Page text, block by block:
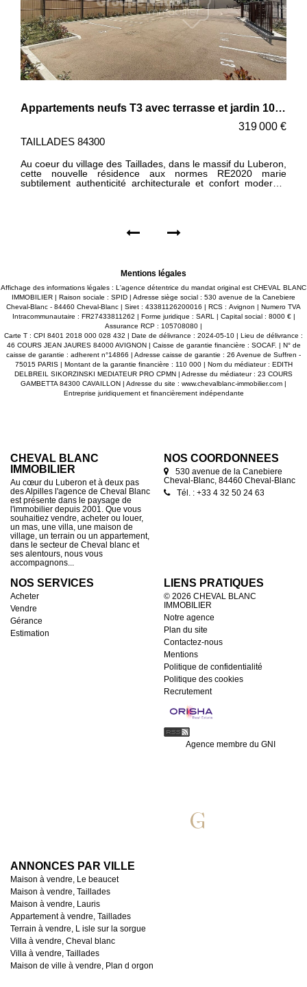
Appartements neufs T3 avec terrasse 10 m² 125 m² de jardin - Village des Taillades
319 000 €
TAILLADES 84300
Au coeur du village des Taillades, dans le massif du Luberon,
cette résidence aux normes RE2020 marie subtilement
authenticité architecturale et confort moderne. Cet
d'eau de 5,1 m² et un WC suspendu indépendant. Des
intérieures pleines en bois Menuiseries aluminium à double
vitrage, conformes aux normes thermiques en vigueur
Chauffage gainable (réglage possible pièce par pièce), Vous
profitez également d'une terrasse de 10 m² avec jardin
privatif de 125 m² et de deux places de stationnement dans
un parking sécurisé. Conçue pour être une résidence
intimiste haut standing, elle allie tranquillité et discrétion
(copropriété de petite taille) Elle se compose de deux
bâtiments élégants en R+1, uniquement des logements
privés. Le premier bâtiment accueille 6 appartements, tandis
que le second en comprend 4 seulement, soit un total de 10
logements T3 et T4 avec 2 ou 3 places de stationnement
sécurisées, et privées pour plus de sérénité. Cette exigence
Matériaux nobles et finitions haut de gamme Frais de notaire
réduits Éligibilité au prêt à taux zéro (sous conditions) PTZ
Nichée dans un environnement privilégié, elle profite d'un
emplacement stratégique : à seulement quelques minutes de
l'autoroute et à 45 minutes d'Avignon ou d'Aix-en-Provence.
(Honoraires à la charge du vendeur) 10 lots d'appartements
24 lots de stationnements Carrez : 67,9 m² D'AUTRES
APPARTEMENTS SONT ÉGALEMENT DISPONIBLES À LA
VENTE, POUR PLUS D'INFORMATIONS, OU POUR
RECEVOIR UN DOSSIER COMPLET CONTACTEZ NOUS !
DPE A Les informations sur les risques auxquels ce bien est
exposé sont disponibles sur le site Géorisques : www.
georisques.gouv.fr Certains visuels sont des projections
d'aménagement réalisées par intelligence artificielle,
destinées à illustrer le potentiel du bien. Images non
contractuelles mentionné sur l'image
Mentions légales
Affichage des informations légales : L'agence détentrice du mandat original est CHEVAL BLANC
IMMOBILIER | Raison sociale : SPID | Adresse siège social : 530 avenue de la Canebiere
Cheval-Blanc - 84460 Cheval-Blanc | Siret : 43381126200016 | RCS : Avignon | Numero TVA
Intracommunautaire : FR27433811262 | Forme juridique : SARL | Capital social : 8000 € |
Assurance RCP : 105708080 |
Carte T : CPI 8401 2018 000 028 432 | Date de délivrance : 2024-05-10 | Lieu de délivrance :
46 COURS JEAN JAURES 84000 AVIGNON | Caisse de garantie financière : SOCAF. | N° de
caisse de garantie : adherent n°14866 | Adresse caisse de garantie : 26 Avenue de Suffren -
75015 PARIS | Montant de la garantie financière : 110 000 | Nom du médiateur : EDITH
DELBREIL SIKORZINSKI MEDIATEUR PRO CPMN | Adresse du médiateur : 23 COURS
GAMBETTA 84300 CAVAILLON | Adresse du site : www.chevalblanc-immobilier.com
Entreprise juridiquement et financièrement indépendante
CHEVAL BLANC
IMMOBILIER
Au cœur du Luberon et à deux pas
des Alpilles l'agence de Cheval Blanc
est présente dans le paysage de
l'immobilier depuis 2001. Que vous
souhaitiez vendre, acheter ou louer,
un mas, une villa, une maison de
village, un terrain ou un appartement,
dans le secteur de Cheval blanc et
ses alentours, nous vous
accompagnons...
NOS COORDONNÉES
530 avenue de la Canebiere
Cheval-Blanc, 84460 Cheval-Blanc
Tél. : +33 4 32 50 24 63
NOS SERVICES
Acheter
Vendre
Gérance
Estimation
LIENS PRATIQUES
© 2026 CHEVAL BLANC
IMMOBILIER
Notre agence
Plan du site
Contactez-nous
Mentions
Politique de confidentialité
Politique des cookies
Recrutement
Agence membre du GNI
ANNONCES PAR VILLE
Maison à vendre, Le beaucet
Maison à vendre, Taillades
Maison à vendre, Lauris
Appartement à vendre, Taillades
Terrain à vendre, L isle sur la sorgue
Villa à vendre, Cheval blanc
Villa à vendre, Taillades
Maison de ville à vendre, Plan d orgon